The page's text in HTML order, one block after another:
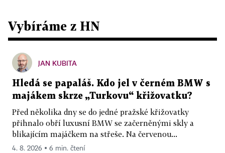
Vybíráme z HN
JAN KUBITA
Hledá se papaláš. Kdo jel v černém BMW s
majákem skrze „Turkovu“ křižovatku?
Před několika dny se do jedné pražské křižovatky
přihnalo obří luxusní BMW se začerněnými skly a
blikajícím majáčkem na střeše. Na červenou...
4. 8. 2026 ▪ 6 min. čtení